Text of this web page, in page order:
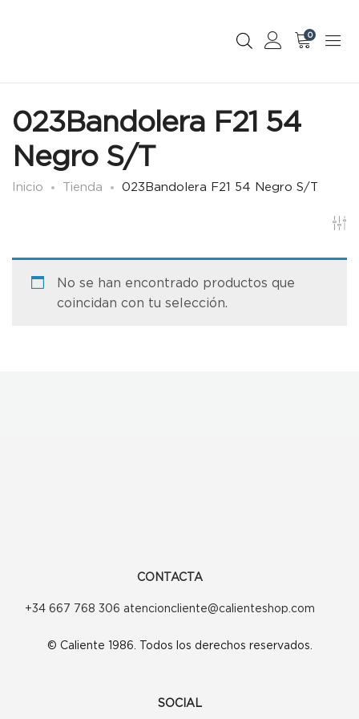
0
023Bandolera F21 54
Negro S/T
Inicio Tienda 023Bandolera F21 54 Negro S/T
No se han encontrado productos que
coincidan con tu selección.
CONTACTA
+34 667 768 306 atencioncliente@calienteshop.com
© Caliente 1986. Todos los derechos reservados.
SOCIAL